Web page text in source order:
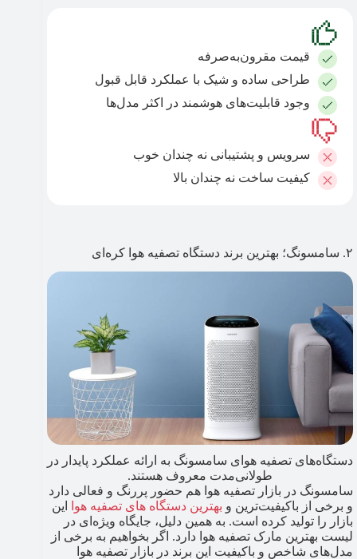
قیمت مقرون‌به‌صرفه
طراحی ساده و شیک با عملکرد قابل قبول
وجود قابلیت‌های هوشمند در اکثر مدل‌ها
سرویس و پشتیبانی نه چندان خوب
کیفیت ساخت نه چندان بالا
۲. سامسونگ؛ بهترین برند دستگاه تصفیه هوا کره‌ای
دستگاه‌های تصفیه هوای سامسونگ به ارائه عملکرد پایدار در
طولانی‌مدت معروف هستند.
سامسونگ در بازار تصفیه هوا هم حضور پررنگ و فعالی دارد
و برخی از باکیفیت‌ترین و بهترین دستگاه های تصفیه هوا
این
بازار را تولید کرده است. به همین دلیل، جایگاه ویژه‌ای در
لیست بهترین مارک تصفیه هوا دارد. اگر بخواهیم به برخی از
مدل‌های شاخص و باکیفیت این برند در بازار تصفیه هوا